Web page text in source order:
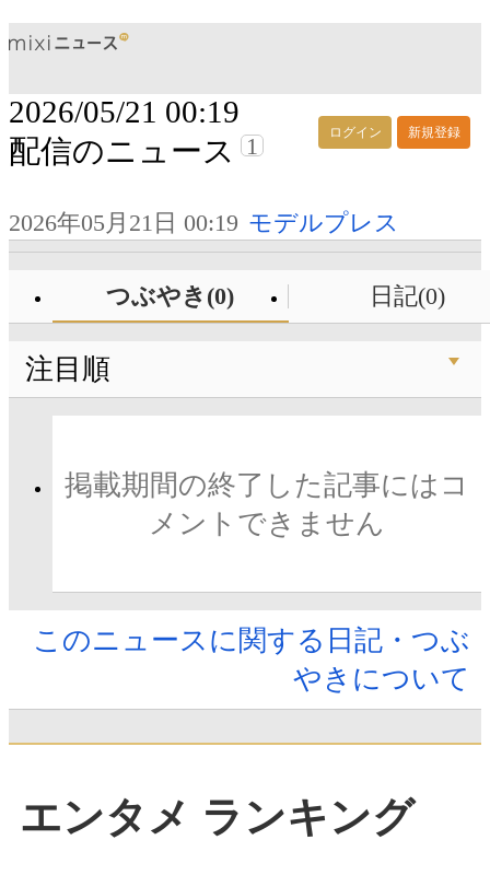
ログイン 新規登録
2026/05/21 00:19
配信のニュース
1
2026年05月21日 00:19 モデルプレス
つぶやき(0) 日記(0)
注目順
掲載期間の終了した記事にはコ
メントできません
このニュースに関する日記・つぶ
やきについて
エンタメ ランキング